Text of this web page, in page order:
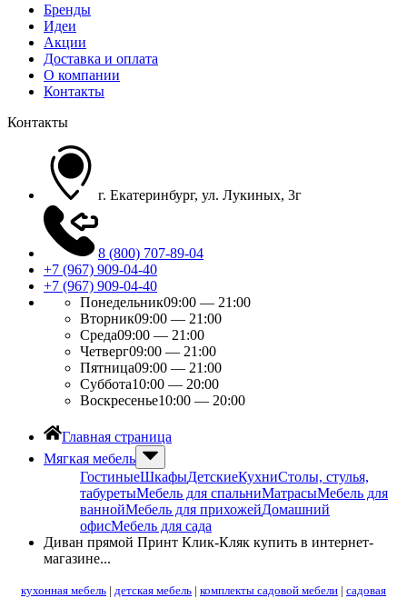
Бренды
Идеи
Акции
Доставка и оплата
О компании
Контакты
Контакты
г. Екатеринбург, ул. Лукиных, 3г
8 (800) 707-89-04
+7 (967) 909-04-40
+7 (967) 909-04-40
Понедельник09:00 — 21:00
Вторник09:00 — 21:00
Среда09:00 — 21:00
Четверг09:00 — 21:00
Пятница09:00 — 21:00
Суббота10:00 — 20:00
Воскресенье10:00 — 20:00
Главная страница
Мягкая мебель
ГостиныеШкафыДетскиеКухниСтолы, стулья,
табуретыМебель для спальниМатрасыМебель для
ваннойМебель для прихожейДомашний
офисМебель для сада
Диван прямой Принт Клик-Кляк купить в интернет-
магазине...
кухонная мебель | детская мебель | комплекты садовой мебели | садовая